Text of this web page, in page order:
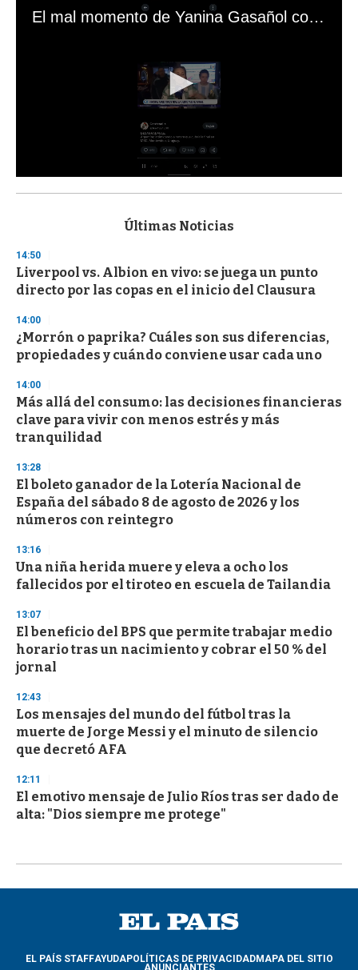
El mal momento de Yanina Gasañol con un hincha argentino en "Subrayado"
s
d
s
o
f
3
s
e
c
n
d
Últimas Noticias
14:50
Liverpool vs. Albion en vivo: se juega un punto
directo por las copas en el inicio del Clausura
14:00
¿Morrón o paprika? Cuáles son sus diferencias,
propiedades y cuándo conviene usar cada uno
14:00
Más allá del consumo: las decisiones financieras
clave para vivir con menos estrés y más
tranquilidad
13:28
El boleto ganador de la Lotería Nacional de
España del sábado 8 de agosto de 2026 y los
números con reintegro
13:16
Una niña herida muere y eleva a ocho los
fallecidos por el tiroteo en escuela de Tailandia
13:07
El beneficio del BPS que permite trabajar medio
horario tras un nacimiento y cobrar el 50 % del
jornal
12:43
Los mensajes del mundo del fútbol tras la
muerte de Jorge Messi y el minuto de silencio
que decretó AFA
12:11
El emotivo mensaje de Julio Ríos tras ser dado de
alta: "Dios siempre me protege"
EL PAÍS STAFFAYUDAPOLÍTICAS DE PRIVACIDADMAPA DEL SITIO
ANUNCIANTES